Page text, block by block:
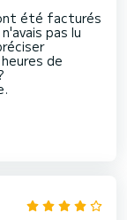
été facturés
pas lu
de